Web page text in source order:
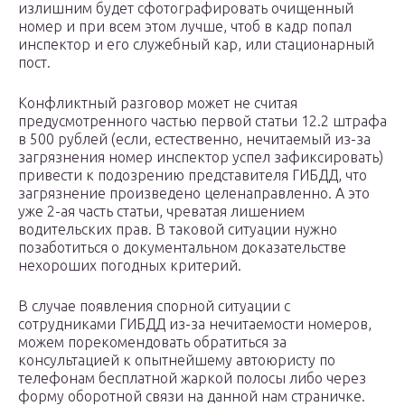
излишним будет сфотографировать очищенный
номер и при всем этом лучше, чтоб в кадр попал
инспектор и его служебный кар, или стационарный
пост.
Конфликтный разговор может не считая
предусмотренного частью первой статьи 12.2 штрафа
в 500 рублей (если, естественно, нечитаемый из-за
загрязнения номер инспектор успел зафиксировать)
привести к подозрению представителя ГИБДД, что
загрязнение произведено целенаправленно. А это
уже 2-ая часть статьи, чреватая лишением
водительских прав. В таковой ситуации нужно
позаботиться о документальном доказательстве
нехороших погодных критерий.
В случае появления спорной ситуации с
сотрудниками ГИБДД из-за нечитаемости номеров,
можем порекомендовать обратиться за
консультацией к опытнейшему автоюристу по
телефонам бесплатной жаркой полосы либо через
форму оборотной связи на данной нам страничке.